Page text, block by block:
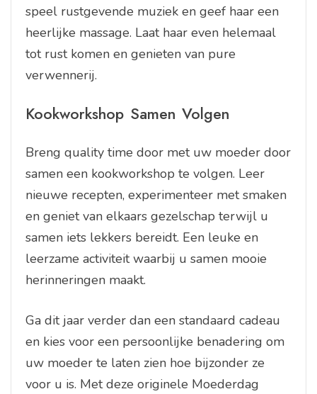
speel rustgevende muziek en geef haar een
heerlijke massage. Laat haar even helemaal
tot rust komen en genieten van pure
verwennerij.
Kookworkshop Samen Volgen
Breng quality time door met uw moeder door
samen een kookworkshop te volgen. Leer
nieuwe recepten, experimenteer met smaken
en geniet van elkaars gezelschap terwijl u
samen iets lekkers bereidt. Een leuke en
leerzame activiteit waarbij u samen mooie
herinneringen maakt.
Ga dit jaar verder dan een standaard cadeau
en kies voor een persoonlijke benadering om
uw moeder te laten zien hoe bijzonder ze
voor u is. Met deze originele Moederdag